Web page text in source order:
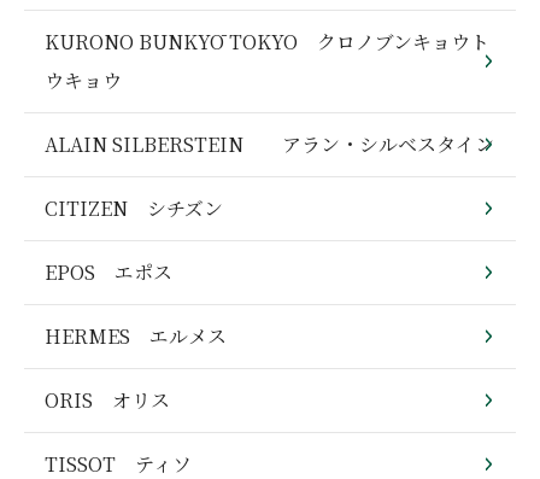
KURONO BUNKYŌ TOKYO クロノブンキョウト
ウキョウ
ALAIN SILBERSTEIN アラン・シルベスタイン
CITIZEN シチズン
EPOS エポス
HERMES エルメス
ORIS オリス
TISSOT ティソ